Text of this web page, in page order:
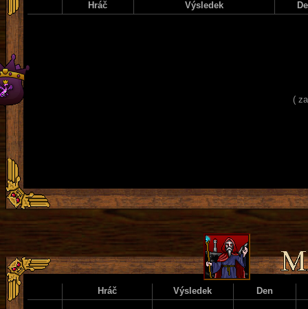
Hráč Výsledek
(
Hráč Výsledek Den